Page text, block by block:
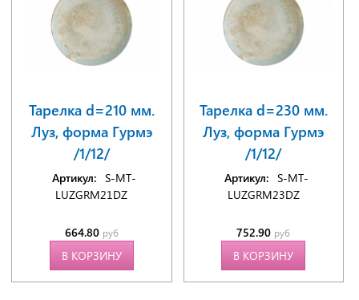
Тарелка d=210 мм.
Луз, форма Гурмэ
/1/12/
Артикул: S-MT-
LUZGRM21DZ
664.80 руб
В КОРЗИНУ
Тарелка d=230 мм.
Луз, форма Гурмэ
/1/12/
Артикул: S-MT-
LUZGRM23DZ
752.90 руб
В КОРЗИНУ